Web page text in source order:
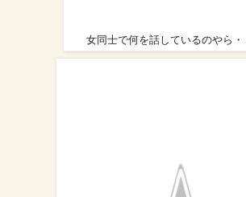
女同士で何を話しているのやら・